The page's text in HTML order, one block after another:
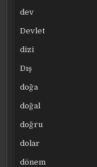
dev
Devlet
dizi
Dış
doğa
doğal
doğru
dolar
dönem